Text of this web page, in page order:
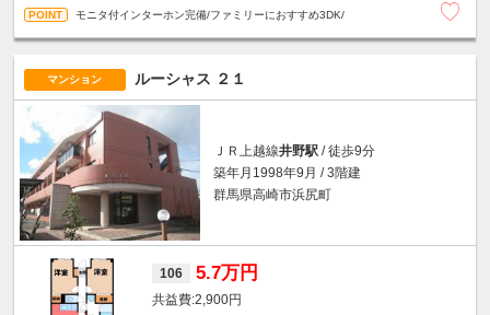
モニタ付インターホン完備/ファミリーにおすすめ3DK/
マンション ルーシャス ２１
ＪＲ上越線井野駅 / 徒歩9分
築年月1998年9月 / 3階建
群馬県高崎市浜尻町
106 5.7万円
2,900円